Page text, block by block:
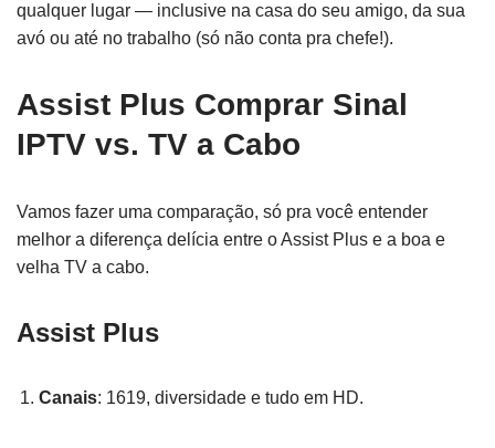
qualquer lugar — inclusive na casa do seu amigo, da sua
avó ou até no trabalho (só não conta pra chefe!).
Assist Plus Comprar Sinal
IPTV vs. TV a Cabo
Vamos fazer uma comparação, só pra você entender
melhor a diferença delícia entre o Assist Plus e a boa e
velha TV a cabo.
Assist Plus
Canais: 1619, diversidade e tudo em HD.